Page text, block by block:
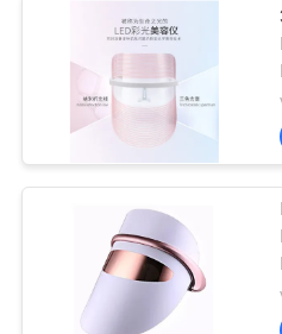
Hoher
Fequrency